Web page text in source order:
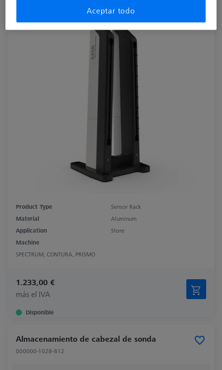
Product Type
Sensor Rack
Material
Aluminum
Application
Store
Machine
SPECTRUM, CONTURA, PRISMO
1.233,00 €
más el IVA
Disponible
Almacenamiento de cabezal de sonda
000000-1028-812
Aceptar todo